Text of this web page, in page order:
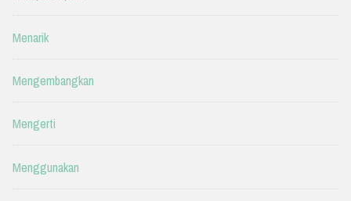
Menarik
Mengembangkan
Mengerti
Menggunakan